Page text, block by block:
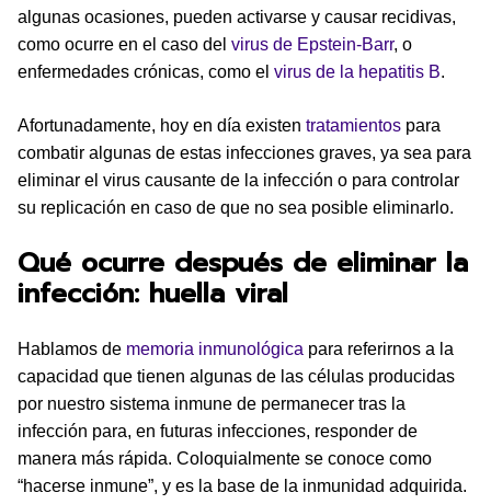
algunas ocasiones, pueden activarse y causar recidivas,
como ocurre en el caso del virus de Epstein-Barr, o
enfermedades crónicas, como el virus de la hepatitis B.
Afortunadamente, hoy en día existen tratamientos para
combatir algunas de estas infecciones graves, ya sea para
eliminar el virus causante de la infección o para controlar
su replicación en caso de que no sea posible eliminarlo.
Qué ocurre después de eliminar la
infección: huella viral
Hablamos de memoria inmunológica para referirnos a la
capacidad que tienen algunas de las células producidas
por nuestro sistema inmune de permanecer tras la
infección para, en futuras infecciones, responder de
manera más rápida. Coloquialmente se conoce como
“hacerse inmune”, y es la base de la inmunidad adquirida.